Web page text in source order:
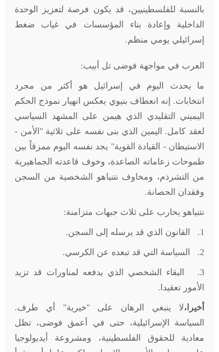
بالنسبة للفلسطينيين، قد يكون فرصة لتعزيز الوحدة
الداخلية وإعادة بناء المؤسسات في غياب ضغط
إسرائيلي يومي منظم.
العرب في مواجهة فوضى تل أبيب:
ما يحدث اليوم في إسرائيل هو أكثر من مجرد
انتخابات. إنه انعطاف بنيوي يعكس انهيار نموذج الحكم
اليميني التقليدي الذي هيمن على المشهد السياسي
لعقد كامل. اليمين الذي بنى نفسه على ثلاثية "الأمن -
الاستيطان - القيادة القوية" يجد نفسه اليوم ممزقاً بين
طموحات زعاماته الصاعدة، وخوف قاعدته الجماهيرية
من التشرذم، ومخاوف نتنياهو الشخصية من السجن
وفقدان الحصانة.
نتنياهو يحارب على ثلاث جبهات متزامنة:
1. القانون الذي قد يرسله إلى السجن.
2. السياسة التي قد تبعده عن الكرسي.
3. البقاء الشخصي الذي يدفعه لمناورات قد تزيد
الأمور تعقيدا.
أخيرا،لا ينبغي الرهان على "خيرية" أي طرف.
السياسة الإسرائيلية، حتى في أعمق فوضى، تظل
معادية للحقوق الفلسطينية، ومشروعة أيديولوجيا